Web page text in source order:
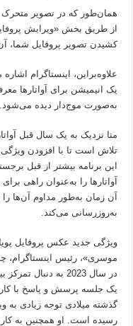
همان‌طور که در تصویر متحرک
کشیدن تصویر پروفایل شما، آن
علاوه‌براین، اینستاگرام
یک انیمیشن برای آواتارها
به‌صورت موج‌دار دیده می‌شود.
متا نزدیک به یک سال قبل
تلاش است تا با افزودن
آن زمان به‌طور مداوم آن‌ها
به‌روزرسانی می‌کند.
ویژگی جدید عکس پروفایل
موسری»، رئیس اینستاگرام،
در سال 2023 به‌
یک جلسه پرسش و پاسخ با
گذشته میلادی توجه زیادی به
رسیده است. او همچنین به